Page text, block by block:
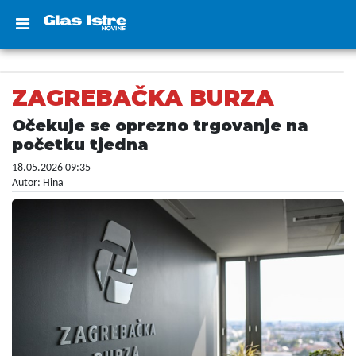
ZAGREBAČKA BURZA
Očekuje se oprezno trgovanje na
početku tjedna
18.05.2026 09:35
Autor: Hina